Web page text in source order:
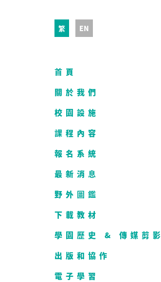
繁 EN
首頁
關於我們
校園設施
課程內容
報名系統
最新消息
野外圖鑑
下載教材
學園歷史 & 傳媒剪影
出版和協作
電子學習